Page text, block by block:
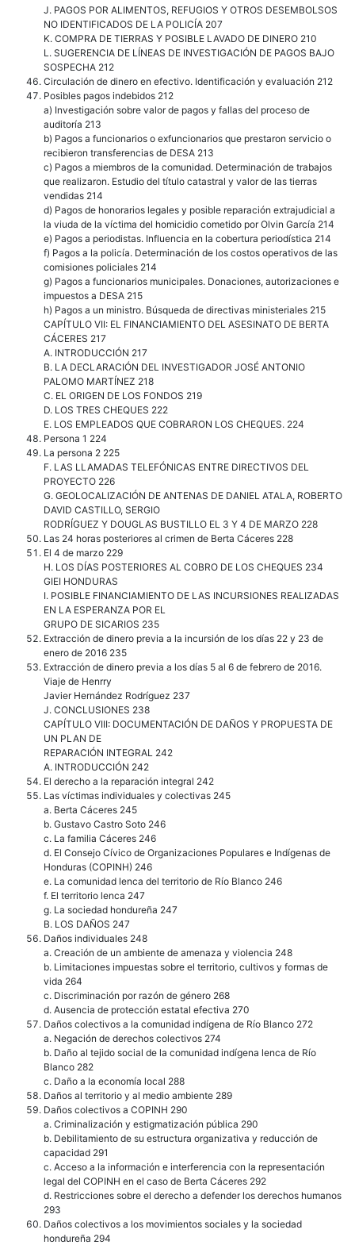
J. PAGOS POR ALIMENTOS, REFUGIOS Y OTROS DESEMBOLSOS
NO IDENTIFICADOS DE LA POLICÍA 207
K. COMPRA DE TIERRAS Y POSIBLE LAVADO DE DINERO 210
L. SUGERENCIA DE LÍNEAS DE INVESTIGACIÓN DE PAGOS BAJO
SOSPECHA 212
Circulación de dinero en efectivo. Identificación y evaluación 212
Posibles pagos indebidos 212
a) Investigación sobre valor de pagos y fallas del proceso de
auditoría 213
b) Pagos a funcionarios o exfuncionarios que prestaron servicio o
recibieron transferencias de DESA 213
c) Pagos a miembros de la comunidad. Determinación de trabajos
que realizaron. Estudio del título catastral y valor de las tierras
vendidas 214
d) Pagos de honorarios legales y posible reparación extrajudicial a
la viuda de la víctima del homicidio cometido por Olvin García 214
e) Pagos a periodistas. Influencia en la cobertura periodística 214
f) Pagos a la policía. Determinación de los costos operativos de las
comisiones policiales 214
g) Pagos a funcionarios municipales. Donaciones, autorizaciones e
impuestos a DESA 215
h) Pagos a un ministro. Búsqueda de directivas ministeriales 215
CAPÍTULO VII: EL FINANCIAMIENTO DEL ASESINATO DE BERTA
CÁCERES 217
A. INTRODUCCIÓN 217
B. LA DECLARACIÓN DEL INVESTIGADOR JOSÉ ANTONIO
PALOMO MARTÍNEZ 218
C. EL ORIGEN DE LOS FONDOS 219
D. LOS TRES CHEQUES 222
E. LOS EMPLEADOS QUE COBRARON LOS CHEQUES. 224
Persona 1 224
La persona 2 225
F. LAS LLAMADAS TELEFÓNICAS ENTRE DIRECTIVOS DEL
PROYECTO 226
G. GEOLOCALIZACIÓN DE ANTENAS DE DANIEL ATALA, ROBERTO
DAVID CASTILLO, SERGIO
RODRÍGUEZ Y DOUGLAS BUSTILLO EL 3 Y 4 DE MARZO 228
Las 24 horas posteriores al crimen de Berta Cáceres 228
El 4 de marzo 229
H. LOS DÍAS POSTERIORES AL COBRO DE LOS CHEQUES 234
GIEI HONDURAS
I. POSIBLE FINANCIAMIENTO DE LAS INCURSIONES REALIZADAS
EN LA ESPERANZA POR EL
GRUPO DE SICARIOS 235
Extracción de dinero previa a la incursión de los días 22 y 23 de
enero de 2016 235
Extracción de dinero previa a los días 5 al 6 de febrero de 2016.
Viaje de Henrry
Javier Hernández Rodríguez 237
J. CONCLUSIONES 238
CAPÍTULO VIII: DOCUMENTACIÓN DE DAÑOS Y PROPUESTA DE
UN PLAN DE
REPARACIÓN INTEGRAL 242
A. INTRODUCCIÓN 242
El derecho a la reparación integral 242
Las víctimas individuales y colectivas 245
a. Berta Cáceres 245
b. Gustavo Castro Soto 246
c. La familia Cáceres 246
d. El Consejo Cívico de Organizaciones Populares e Indígenas de
Honduras (COPINH) 246
e. La comunidad lenca del territorio de Río Blanco 246
f. El territorio lenca 247
g. La sociedad hondureña 247
B. LOS DAÑOS 247
Daños individuales 248
a. Creación de un ambiente de amenaza y violencia 248
b. Limitaciones impuestas sobre el territorio, cultivos y formas de
vida 264
c. Discriminación por razón de género 268
d. Ausencia de protección estatal efectiva 270
Daños colectivos a la comunidad indígena de Río Blanco 272
a. Negación de derechos colectivos 274
b. Daño al tejido social de la comunidad indígena lenca de Río
Blanco 282
c. Daño a la economía local 288
Daños al territorio y al medio ambiente 289
Daños colectivos a COPINH 290
a. Criminalización y estigmatización pública 290
b. Debilitamiento de su estructura organizativa y reducción de
capacidad 291
c. Acceso a la información e interferencia con la representación
legal del COPINH en el caso de Berta Cáceres 292
d. Restricciones sobre el derecho a defender los derechos humanos
293
Daños colectivos a los movimientos sociales y la sociedad
hondureña 294